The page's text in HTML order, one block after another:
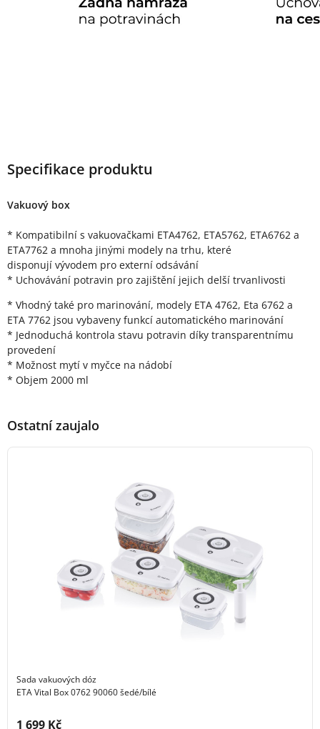
Specifikace produktu
Vakuový box
* Kompatibilní s vakuovačkami ETA4762, ETA5762, ETA6762 a
ETA7762 a mnoha jinými modely na trhu, které
disponují vývodem pro externí odsávání
* Uchovávání potravin pro zajištění jejich delší trvanlivosti
* Vhodný také pro marinování, modely ETA 4762, Eta 6762 a
ETA 7762 jsou vybaveny funkcí automatického marinování
* Jednoduchá kontrola stavu potravin díky transparentnímu
provedení
* Možnost mytí v myčce na nádobí
* Objem 2000 ml
Ostatní zaujalo
Sada vakuových dóz
ETA Vital Box 0762 90060 šedé/bílé
Cena s DPH:
1 699 Kč